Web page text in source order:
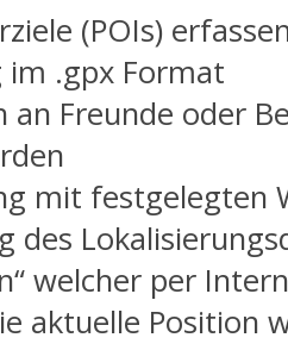
(POIs)
im .gpx Format
an Freunde oder
mit festgelegten
des
welcher per
aktuelle Position